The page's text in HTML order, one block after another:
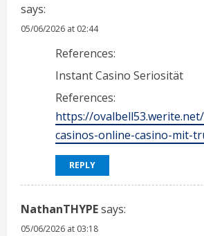
says:
05/06/2026 at 02:44
References:
Instant Casino Seriosität
References:
https://
casinos-online-casino-mit-
REPLY
NathanTHYPEsays:
05/06/2026 at 03:18